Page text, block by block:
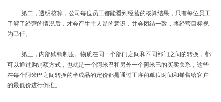
第二，透明核算，公司每位员工都能看到经营的核算结果，只有每位员工
了解了经营的情况后，才会产生主人翁的意识，并会团结一致，将经营目标视
为己任。
第三，内部购销制度。物质在同一个部门之间和不同部门之间的转换，都
可以通过购销额方式，也就是一个阿米巴和另外一个阿米巴的买卖关系，这些
在每个阿米巴之间转换的半成品的定价都是通过工序的单位时间和销售给客户
的最低价进行倒推。